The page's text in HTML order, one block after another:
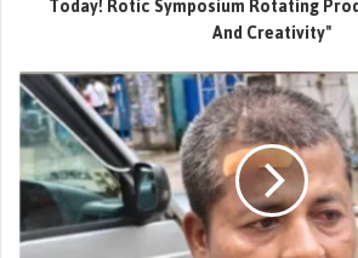
उधर, राम मंदिर चढ़ावा चोरी मामले की जांच में
ने जेल में बंद तीनों आरोपियों—लवकुश मिश्रा,
करूणेश पांडेय—को अदालत से एक दिन की
जांच एजेंसियां आरोपियों से पूछताछ कर चोरी
जुड़े अन्य पहलुओं का पता लगाने में जुटी हैं।
Today! Rotic Symposium Rotating
And Creativity"